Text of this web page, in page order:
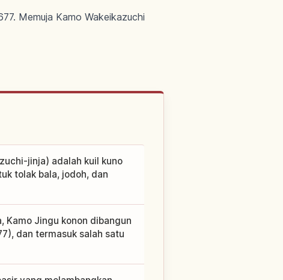
Memuja Kamo Wakeikazuchi
jinja) adalah kuil kuno
tolak bala, jodoh, dan
Kamo Jingu konon dibangun
dan termasuk salah satu